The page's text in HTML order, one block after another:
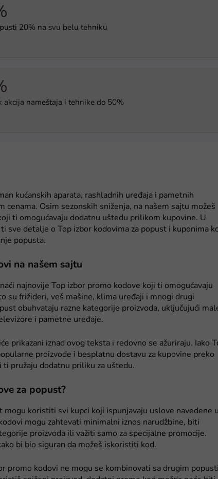
20% na svu belu tehniku
akcija nameštaja i tehnike do 50%
kućanskih aparata, rashladnih uređaja i pametnih
cenama. Osim sezonskih sniženja, na našem sajtu možeš
ti omogućavaju dodatnu uštedu prilikom kupovine. U
sve detalje o Top izbor kodovima za popust i kuponima
popusta.
na našem sajtu
najnovije Top izbor promo kodove koji ti omogućavaju
su frižideri, veš mašine, klima uređaji i mnogi drugi
obuhvataju razne kategorije proizvoda, uključujući
i pametne uređaje.
prikazani iznad ovog teksta i redovno se ažuriraju. Iako
proizvode i besplatnu dostavu za kupovine preko
ti pružaju dodatnu priliku za uštedu.
za popust?
mogu koristiti svi kupci koji ispunjavaju uslove navedene
mogu zahtevati minimalni iznos narudžbine, biti
proizvoda ili važiti samo za specijalne promocije.
bi bio siguran da možeš iskoristiti kod.
promo kodovi ne mogu se kombinovati sa drugim